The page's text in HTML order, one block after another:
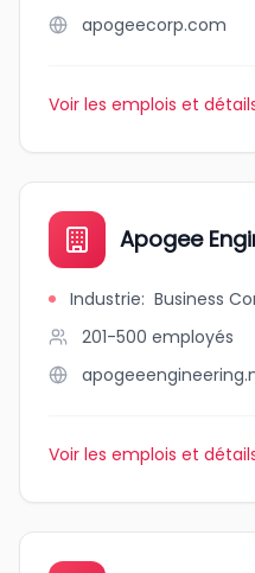
apogeecorp.com
Voir les emplois et
Apogee
Industrie: Business
201-500 employés
Voir les emplois et